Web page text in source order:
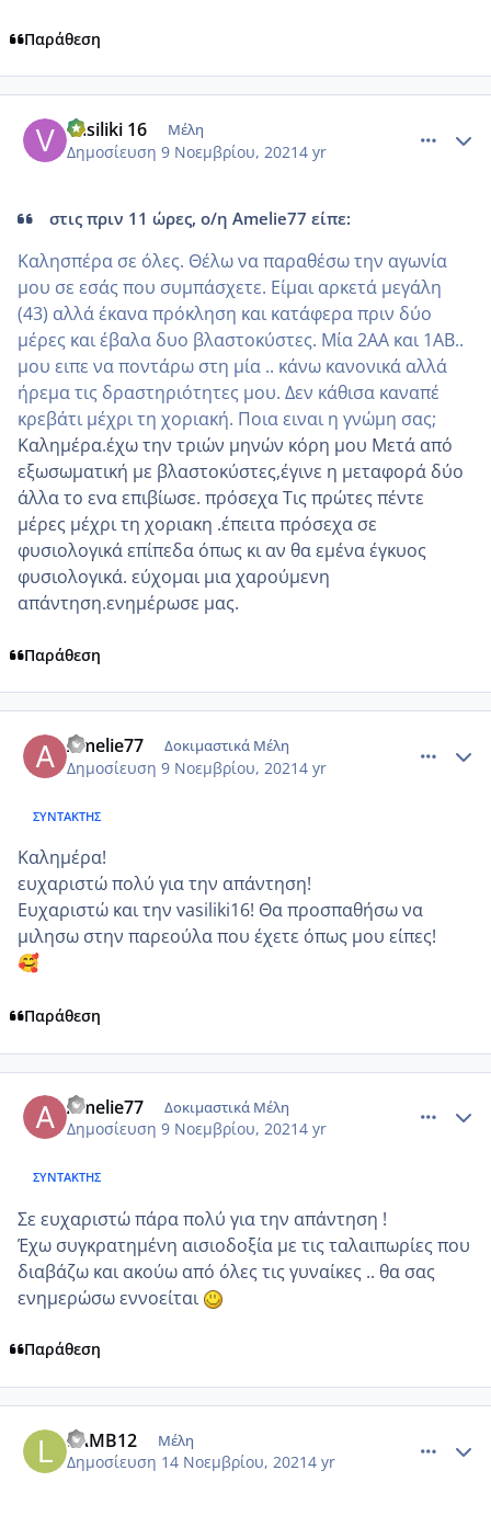
Παράθεση
vasiliki 16 Μέλη
Δημοσίευση 9 Νοεμβρίου, 20214 yr
στις πριν 11 ώρες, ο/η Amelie77 είπε:
Καλησπέρα σε όλες. Θέλω να παραθέσω την αγωνία
μου σε εσάς που συμπάσχετε. Είμαι αρκετά μεγάλη
(43) αλλά έκανα πρόκληση και κατάφερα πριν δύο
μέρες και έβαλα δυο βλαστοκύστες. Μία 2ΑΑ και 1ΑΒ..
μου ειπε να ποντάρω στη μία .. κάνω κανονικά αλλά
ήρεμα τις δραστηριότητες μου. Δεν κάθισα καναπέ
κρεβάτι μέχρι τη χοριακή. Ποια ειναι η γνώμη σας;
Καλημέρα.έχω την τριών μηνών κόρη μου Μετά από
εξωσωματική με βλαστοκύστες,έγινε η μεταφορά δύο
άλλα το ενα επιβίωσε. πρόσεχα Τις πρώτες πέντε
μέρες μέχρι τη χοριακη .έπειτα πρόσεχα σε
φυσιολογικά επίπεδα όπως κι αν θα εμένα έγκυος
φυσιολογικά. εύχομαι μια χαρούμενη
απάντηση.ενημέρωσε μας.
Παράθεση
Amelie77 Δοκιμαστικά Μέλη
Δημοσίευση 9 Νοεμβρίου, 20214 yr
ΣΥΝΤΆΚΤΗΣ
Καλημέρα!
ευχαριστώ πολύ για την απάντηση!
Ευχαριστώ και την vasiliki16! Θα προσπαθήσω να
μιλησω στην παρεούλα που έχετε όπως μου είπες!
🥰
Παράθεση
Amelie77 Δοκιμαστικά Μέλη
Δημοσίευση 9 Νοεμβρίου, 20214 yr
ΣΥΝΤΆΚΤΗΣ
Σε ευχαριστώ πάρα πολύ για την απάντηση !
Έχω συγκρατημένη αισιοδοξία με τις ταλαιπωρίες που
διαβάζω και ακούω από όλες τις γυναίκες .. θα σας
ενημερώσω εννοείται
Παράθεση
LAMB12 Μέλη
Δημοσίευση 14 Νοεμβρίου, 20214 yr